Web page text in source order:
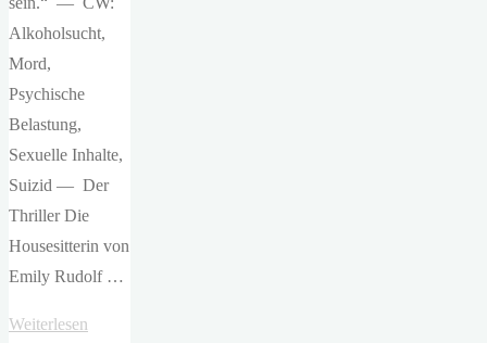
Alkoholsucht,
Mord,
Psychische
Belastung,
Sexuelle Inhalte,
Suizid — Der
Thriller Die
Housesitterin von
Emily Rudolf …
Weiterlesen